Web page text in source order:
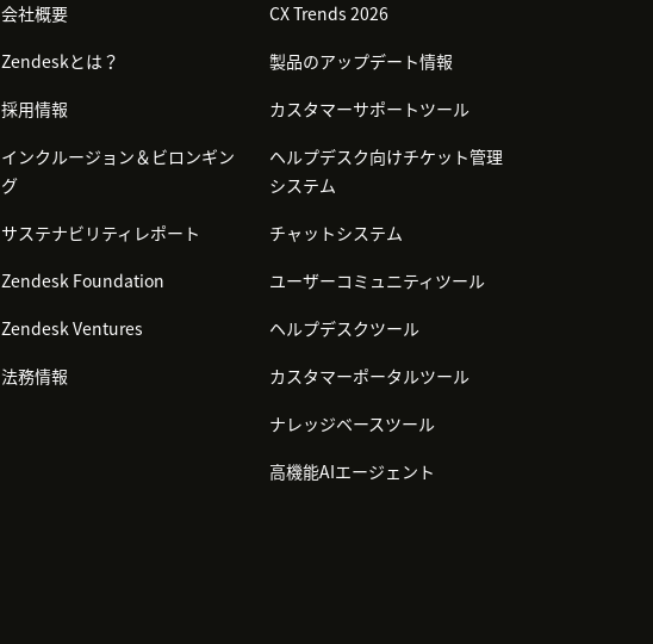
会社概要
Zendeskとは？
採用情報
インクルージョン＆ビロンギン
グ
サステナビリティレポート
Zendesk Foundation
Zendesk Ventures
法務情報
CX Trends 2026
製品のアップデート情報
カスタマーサポートツール
ヘルプデスク向けチケット管理
システム
チャットシステム
ユーザーコミュニティツール
ヘルプデスクツール
カスタマーポータルツール
ナレッジベースツール
高機能AIエージェント